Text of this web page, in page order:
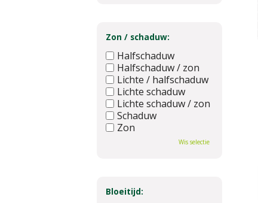
Zon / schaduw:
Halfschaduw
Halfschaduw / zon
Lichte / halfschaduw
Lichte schaduw
Lichte schaduw / zon
Schaduw
Zon
Wis selectie
Bloeitijd: